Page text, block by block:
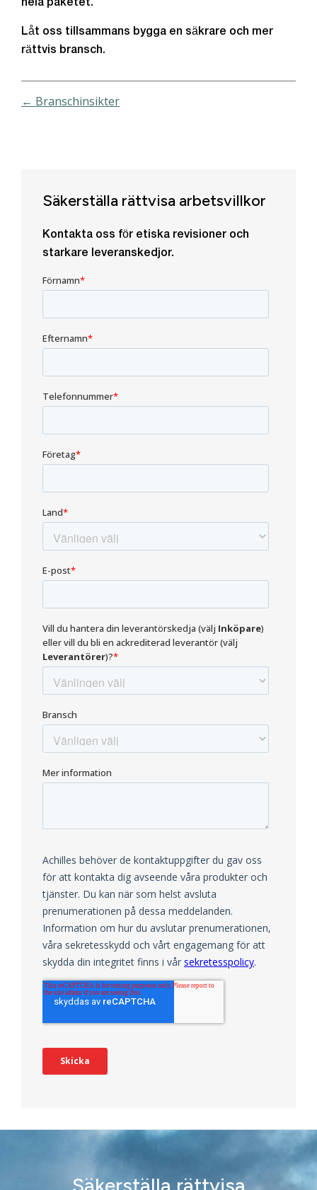
hela paketet.
Låt oss tillsammans bygga en säkrare och mer
rättvis bransch.
← Branschinsikter
Säkerställa rättvisa arbetsvillkor
Kontakta oss för etiska revisioner och
starkare leveranskedjor.
Säkerställa rättvisa